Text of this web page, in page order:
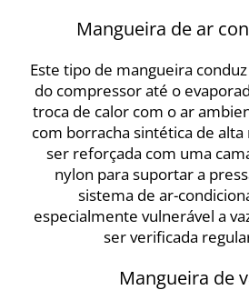
Mangueira de ar
Este tipo de mangueira
do compressor até o
troca de calor com o ar
com borracha sintética de
ser reforçada com uma
nylon para suportar a
sistema de ar-
especialmente vulnerável a
ser verificada
Mangueira de